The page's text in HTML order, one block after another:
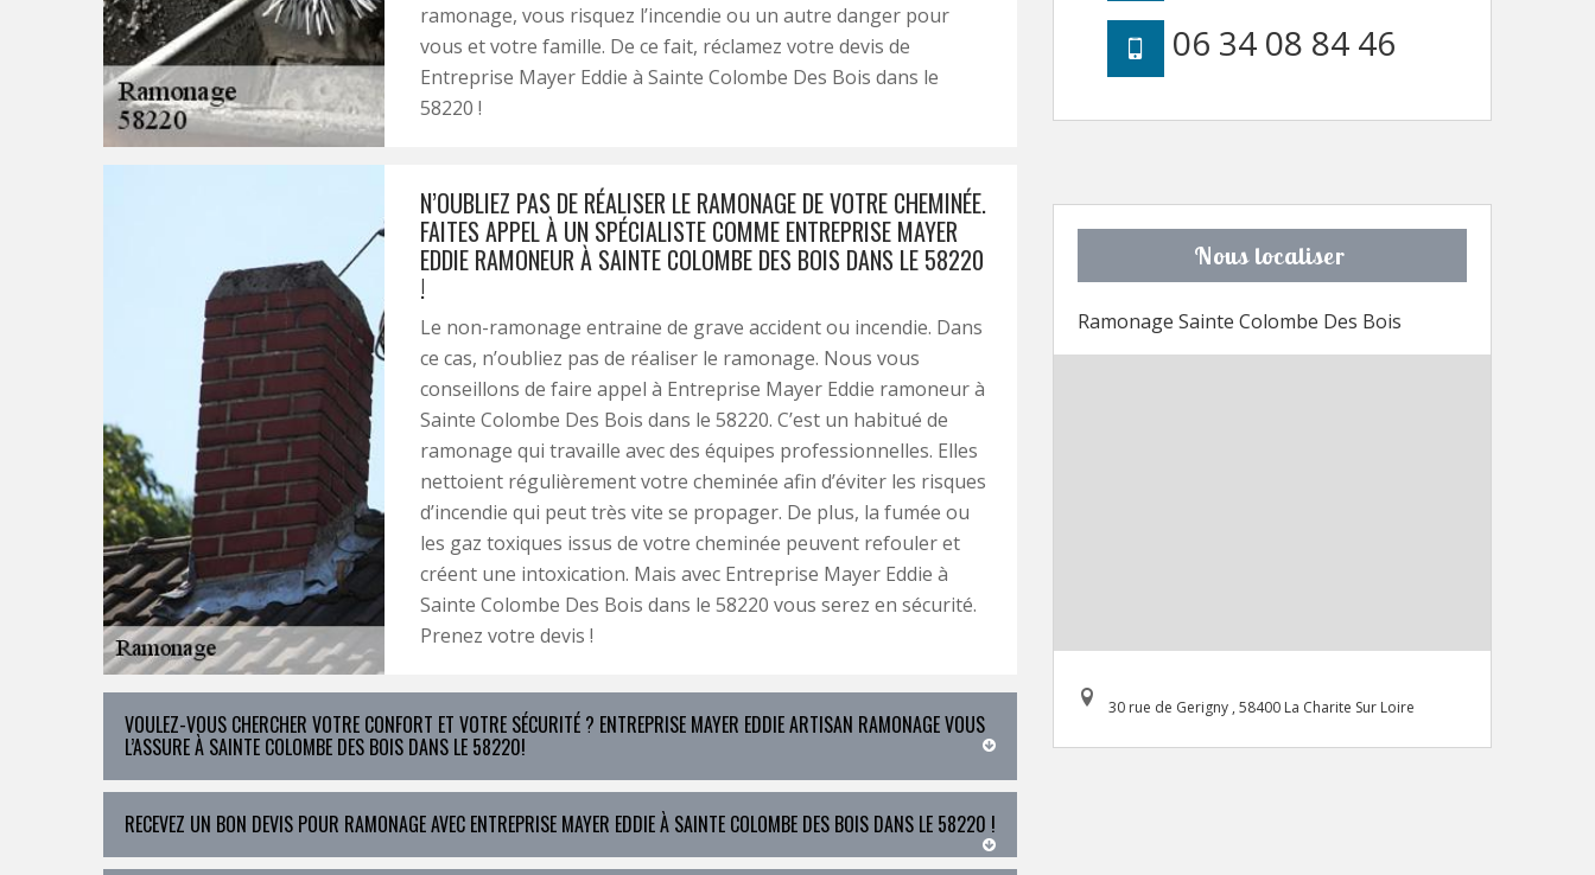
ramonage, vous risquez l’incendie ou un autre danger pour
vous et votre famille. De ce fait, réclamez votre devis de
Entreprise Mayer Eddie à Sainte Colombe Des Bois dans le
58220 !
N’OUBLIEZ PAS DE RÉALISER LE RAMONAGE DE VOTRE CHEMINÉE.
FAITES APPEL À UN SPÉCIALISTE COMME ENTREPRISE MAYER
EDDIE RAMONEUR À SAINTE COLOMBE DES BOIS DANS LE 58220
!
Le non-ramonage entraine de grave accident ou incendie. Dans
ce cas, n’oubliez pas de réaliser le ramonage. Nous vous
conseillons de faire appel à Entreprise Mayer Eddie ramoneur à
Sainte Colombe Des Bois dans le 58220. C’est un habitué de
ramonage qui travaille avec des équipes professionnelles. Elles
nettoient régulièrement votre cheminée afin d’éviter les risques
d’incendie qui peut très vite se propager. De plus, la fumée ou
les gaz toxiques issus de votre cheminée peuvent refouler et
créent une intoxication. Mais avec Entreprise Mayer Eddie à
Sainte Colombe Des Bois dans le 58220 vous serez en sécurité.
Prenez votre devis !
VOULEZ-VOUS CHERCHER VOTRE CONFORT ET VOTRE SÉCURITÉ ? ENTREPRISE MAYER EDDIE ARTISAN RAMONAGE VOUS
L’ASSURE À SAINTE COLOMBE DES BOIS DANS LE 58220!
RECEVEZ UN BON DEVIS POUR RAMONAGE AVEC ENTREPRISE MAYER EDDIE À SAINTE COLOMBE DES BOIS DANS LE 58220 !
06 34 08 84 46
Nous localiser
Ramonage Sainte Colombe Des Bois
30 rue de Gerigny , 58400 La Charite Sur Loire